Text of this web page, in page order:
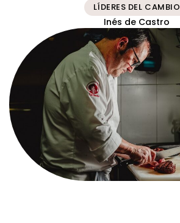
LÍDERES DEL CAMBIO
Inés de Castro